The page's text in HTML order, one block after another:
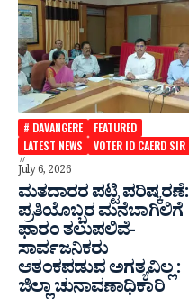
# DAVANGERE
FEATURED
LATEST NEWS
VOTER ID CAERD SIR
July 6, 2026
ಮತದಾರರ ಪಟ್ಟಿ ಪರಿಷ್ಕರಣೆ:
ಪ್ರತಿಯೊಬ್ಬರ ಮನೆಬಾಗಿಲಿಗೆ
ಫಾರಂ ತಲುಪಲಿವೆ-
ಸಾರ್ವಜನಿಕರು
ಆತಂಕಪಡುವ ಅಗತ್ಯವಿಲ್ಲ :
ಜಿಲ್ಲಾ ಚುನಾವಣಾಧಿಕಾರಿ